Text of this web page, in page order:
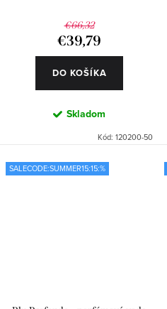
€66,32
€39,79
DO KOŠÍKA
Skladom
Kód: 120200-50
SALECODE:SUMMER15:15:%